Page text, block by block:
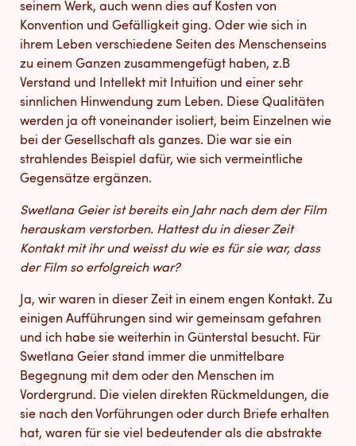
seinem Werk, auch wenn dies auf Kosten von
Konvention und Gefälligkeit ging. Oder wie sich in
ihrem Leben verschiedene Seiten des Menschenseins
zu einem Ganzen zusammengefügt haben, z.B
Verstand und Intellekt mit Intuition und einer sehr
sinnlichen Hinwendung zum Leben. Diese Qualitäten
werden ja oft voneinander isoliert, beim Einzelnen wie
bei der Gesellschaft als ganzes. Die war sie ein
strahlendes Beispiel dafür, wie sich vermeintliche
Gegensätze ergänzen.
Swetlana Geier ist bereits ein Jahr nach dem der Film
herauskam verstorben. Hattest du in dieser Zeit
Kontakt mit ihr und weisst du wie es für sie war, dass
der Film so erfolgreich war?
Ja, wir waren in dieser Zeit in einem engen Kontakt. Zu
einigen Aufführungen sind wir gemeinsam gefahren
und ich habe sie weiterhin in Günterstal besucht. Für
Swetlana Geier stand immer die unmittelbare
Begegnung mit dem oder den Menschen im
Vordergrund. Die vielen direkten Rückmeldungen, die
sie nach den Vorführungen oder durch Briefe erhalten
hat, waren für sie viel bedeutender als die abstrakte